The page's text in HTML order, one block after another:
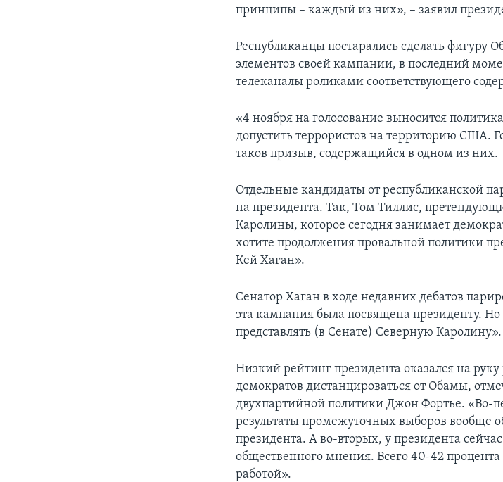
принципы – каждый из них», – заявил
Республиканцы постарались сделать
элементов своей кампании, в последний
телеканалы роликами соответствующего
«4 ноября на голосование выносится
допустить террористов на территорию США.
таков призыв, содержащийся в одном из них.
Отдельные кандидаты от республиканской
на президента. Так, Том Тиллис,
Каролины, которое сегодня занимает
хотите продолжения провальной политики
Кей Хаган».
Сенатор Хаган в ходе недавних дебатов
эта кампания была посвящена президенту. Но
представлять (в Сенате) Северную Каролину».
Низкий рейтинг президента оказался на
демократов дистанцироваться от Обамы,
двухпартийной политики Джон Фортье. «Во-
результаты промежуточных выборов вообще
президента. А во-вторых, у президента
общественного мнения. Всего 40-42
работой».